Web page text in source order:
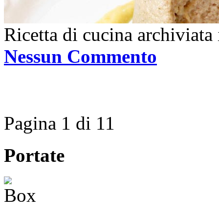
Ricetta di cucina
Nessun Commento
Pagina 1 di 11
Portate